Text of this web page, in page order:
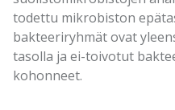
todettu mikrobiston
bakteeriryhmät ovat
tasolla ja ei-toivotut
kohonneet.